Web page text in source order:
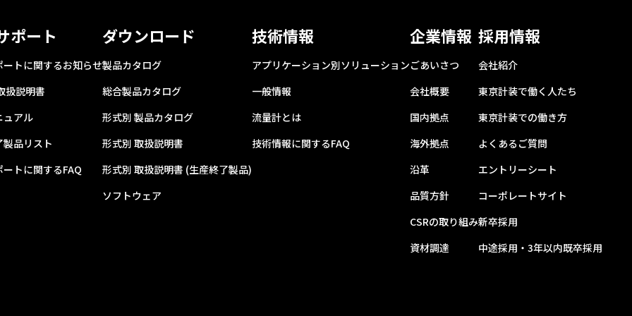
ポート
ートに関するお知らせ
扱説明書
ュアル
品リスト
トに関するFAQ
ダウンロード
製品カタログ
総合製品カタログ
形式別 製品カタログ
形式別 取扱説明書
形式別 取扱説明書 (生産終了製品)
ソフトウェア
技術情報
アプリケーション別ソリューション
一般情報
流量計とは
技術情報に関するFAQ
企業情報
ごあいさつ
会社概要
国内拠点
海外拠点
沿革
品質方針
CSRの取り組み
資材調達
採用情報
会社紹介
東京計装で働く人たち
東京計装での働き方
よくあるご質問
エントリーシート
コーポレートサイト
新卒採用
中途採用・3年以内既卒採用